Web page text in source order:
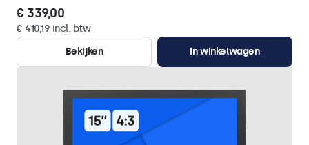
€ 339,00
€ 410,19 incl. btw
Bekijken
In winkelwagen